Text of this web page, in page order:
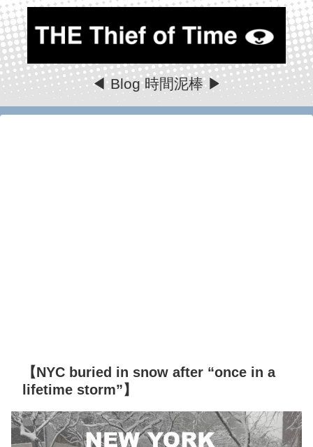
◀ Blog 時間泥棒 ▶
【NYC buried in snow after “once in a
lifetime storm”】